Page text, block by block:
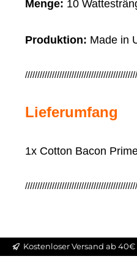
Menge: 10
Produktion: Made in
Lieferumfang
1x Cotton Bacon
Kostenloser Versand ab 40€